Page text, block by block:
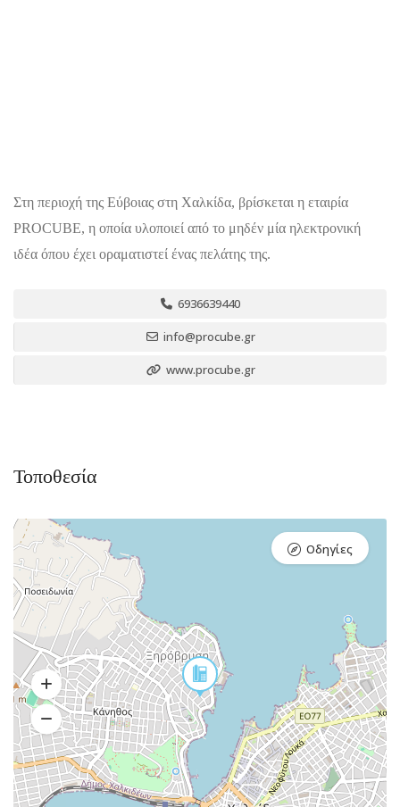
Στη περιοχή της Εύβοιας στη Χαλκίδα, βρίσκεται η εταιρία
PROCUBE, η οποία υλοποιεί από το μηδέν μία ηλεκτρονική
ιδέα όπου έχει οραματιστεί ένας πελάτης της.
6936639440
info@procube.gr
www.procube.gr
Τοποθεσία
Οδηγίες